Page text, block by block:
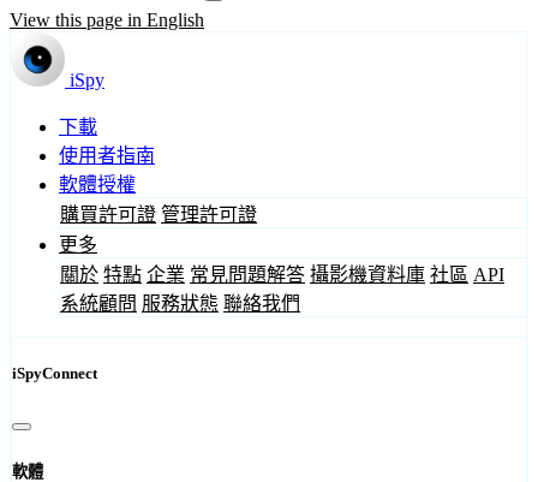
View this page in English
iSpy
下載
使用者指南
軟體授權
購買許可證 管理許可證
更多
關於 特點 企業 常見問題解答 攝影機資料庫 社區 API
系統顧問 服務狀態 聯絡我們
iSpyConnect
軟體